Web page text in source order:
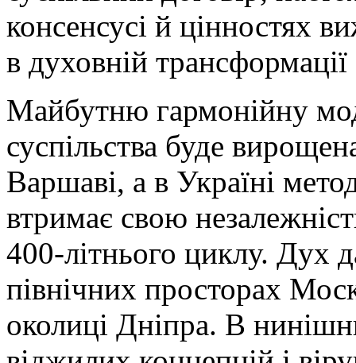
консенсусі й цінностях
в духовній трансформації
Майбутню гармонійну
суспільства буде
Варшаві, а в Україні
втримає свою
400-літнього циклу. Дух
північних просторах
околиці Дніпра. В